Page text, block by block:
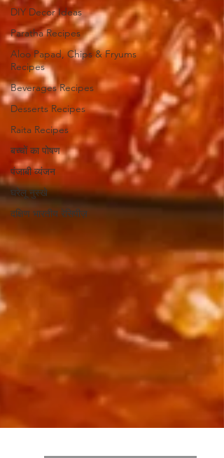
DIY Decor Ideas
Paratha Recipes
Aloo Papad, Chips & Fryums
Recipes
Beverages Recipes
Desserts Recipes
Raita Recipes
बच्चों का पोषण
पंजाबी व्यंजन
घरेलू नुस्खे
दक्षिण भारतीय रेसिपीज़